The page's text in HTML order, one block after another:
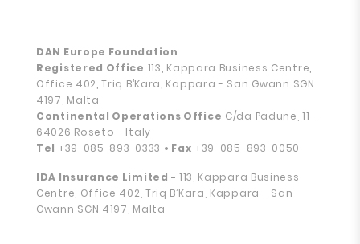
DAN Europe Foundation
Registered Office 113, Kappara Business Centre,
Office 402, Triq B’Kara, Kappara - San Gwann SGN
4197, Malta
Continental Operations Office C/da Padune, 11 -
64026 Roseto - Italy
Tel +39-085-893-0333 • Fax +39-085-893-0050
IDA Insurance Limited - 113, Kappara Business
Centre, Office 402, Triq B’Kara, Kappara - San
Gwann SGN 4197, Malta